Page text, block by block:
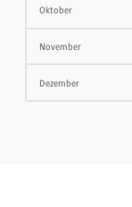
Oktober
November
Dezember